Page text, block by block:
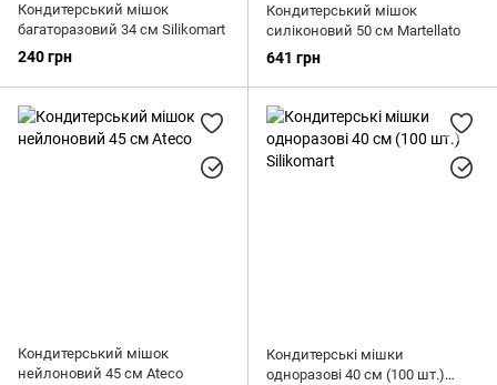
Кондитерський мішок
багаторазовий 34 см Silikomart
240 грн
Кондитерський мішок
силіконовий 50 см Martellato
641 грн
Кондитерський мішок
нейлоновий 45 см Ateco
Кондитерські мішки
одноразові 40 см (100 шт.)